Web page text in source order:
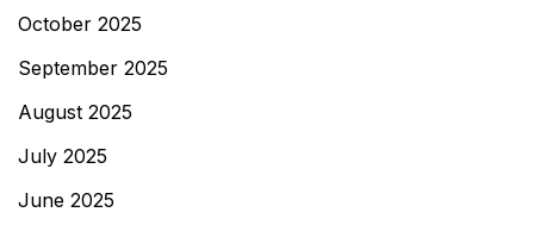
October 2025
September 2025
August 2025
July 2025
June 2025